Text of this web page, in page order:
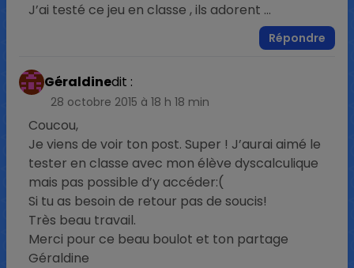
J’ai testé ce jeu en classe , ils adorent …
Répondre
Géraldinedit :
28 octobre 2015 à 18 h 18 min
Coucou,
Je viens de voir ton post. Super ! J’aurai aimé le
tester en classe avec mon élève dyscalculique
mais pas possible d’y accéder:(
Si tu as besoin de retour pas de soucis!
Très beau travail.
Merci pour ce beau boulot et ton partage
Géraldine